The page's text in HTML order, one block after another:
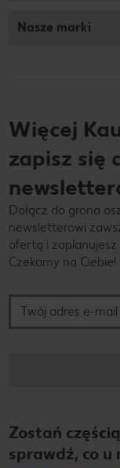
Nasze marki
Więcej
zapisz się
Dołącz do grona
newsletterowi
ofertą i
Czekamy na Ciebie!
Zostań
sprawdź, co u